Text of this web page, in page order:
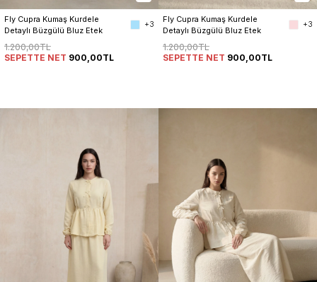
Fly Cupra Kumaş Kurdele
Detaylı Büzgülü Bluz Etek
+3
1.200,00TL
SEPETTE NET 900,00TL
Fly Cupra Kumaş Kurdele
Detaylı Büzgülü Bluz Etek
+3
1.200,00TL
SEPETTE NET 900,00TL